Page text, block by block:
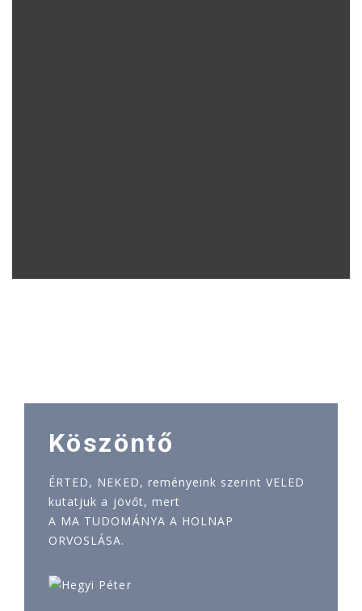
Köszöntő
ÉRTED, NEKED, reményeink szerint VELED
kutatjuk a jövőt, mert
A MA TUDOMÁNYA A HOLNAP
ORVOSLÁSA.